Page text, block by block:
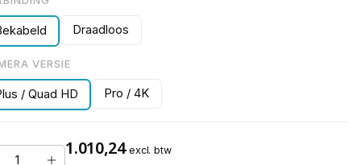
Draadloos
VERSIE
/ Quad HD Pro / 4K
1.010,24 excl. btw